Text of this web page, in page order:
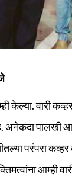
केल्या. वारी
पालखी
परंपरा
आम्ही